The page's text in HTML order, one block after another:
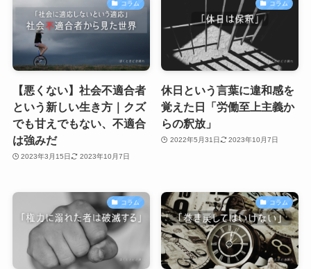
コラム
【悪くない】社会不適合者
という新しい生き方｜クズ
でも甘えでもない、不適合
は強みだ
2023年3月15日 2023年10月7日
コラム
休日という言葉に違和感を
覚えた日「労働至上主義か
らの釈放」
2022年5月31日 2023年10月7日
コラム コラム